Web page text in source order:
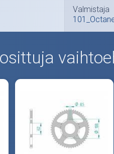
Valmistaja